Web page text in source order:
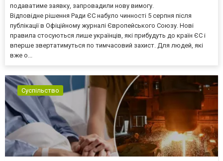
подаватиме заявку, запровадили нову вимогу.
Відповідне рішення Ради ЄС набуло чинності 5 серпня після
публікації в Офіційному журналі Європейського Союзу. Нові
правила стосуються лише українців, які прибудуть до країн ЄС і
вперше звертатимуться по тимчасовий захист. Для людей, які
вже о...
Суспільство